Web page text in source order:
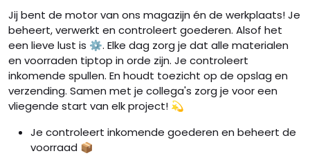
Jij bent de motor van ons magazijn én de werkplaats! Je
beheert, verwerkt en controleert goederen. Alsof het
een lieve lust is ⚙️. Elke dag zorg je dat alle materialen
en voorraden tiptop in orde zijn. Je controleert
inkomende spullen. En houdt toezicht op de opslag en
verzending. Samen met je collega's zorg je voor een
vliegende start van elk project! 💫
Je controleert inkomende goederen en beheert de
voorraad 📦